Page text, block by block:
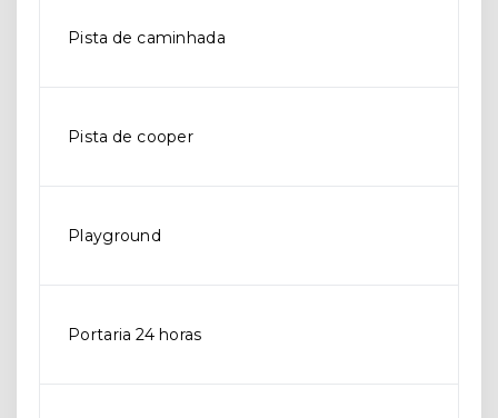
Pista de caminhada
Pista de cooper
Playground
Portaria 24 horas